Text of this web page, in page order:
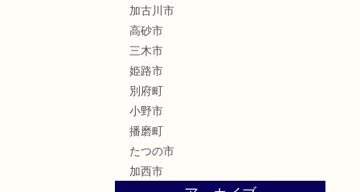
加古川市
高砂市
三木市
姫路市
別府町
小野市
播磨町
たつの市
加西市